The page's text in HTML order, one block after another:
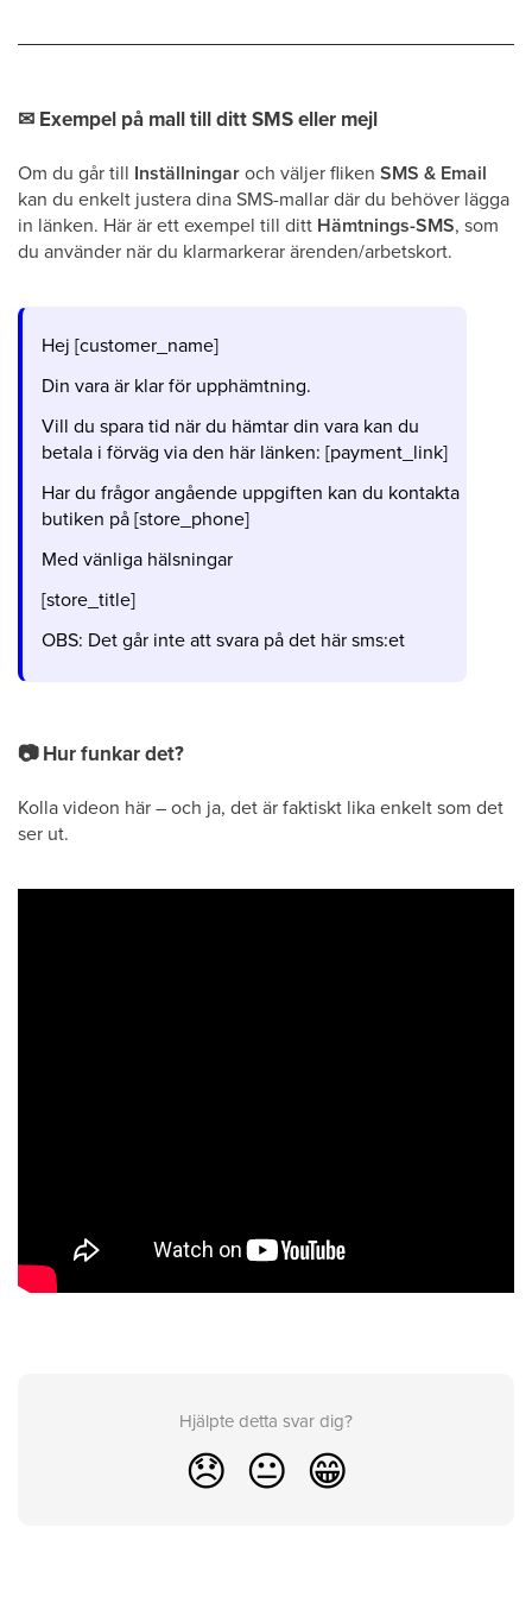
✉ Exempel på mall till ditt SMS eller mejl
Om du går till Inställningaroch väljer fliken SMS & Email
kan du enkelt justera dina SMS-mallar där du behöver lägga
in länken. Här är ett exempel till ditt Hämtnings-SMS, som
du använder när du klarmarkerar ärenden/arbetskort.
Hej [customer_name]
Din vara är klar för upphämtning.
Vill du spara tid när du hämtar din vara kan du
betala i förväg via den här länken: [payment_link]
Har du frågor angående uppgiften kan du kontakta
butiken på [store_phone]
Med vänliga hälsningar
[store_title]
OBS: Det går inte att svara på det här sms:et
📷Hur funkar det?
Kolla videon här – och ja, det är faktiskt lika enkelt som det
ser ut.
Hjälpte detta svar dig?
😞 😐 😁